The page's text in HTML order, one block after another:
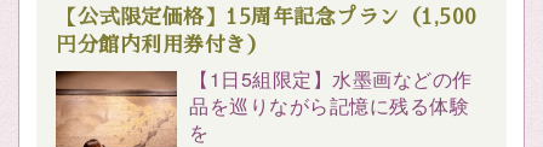
【公式限定価格】15周年記念プラン（1,500
円分館内利用券付き）
【1日5組限定】水墨画などの作
品を巡りながら記憶に残る体験
を